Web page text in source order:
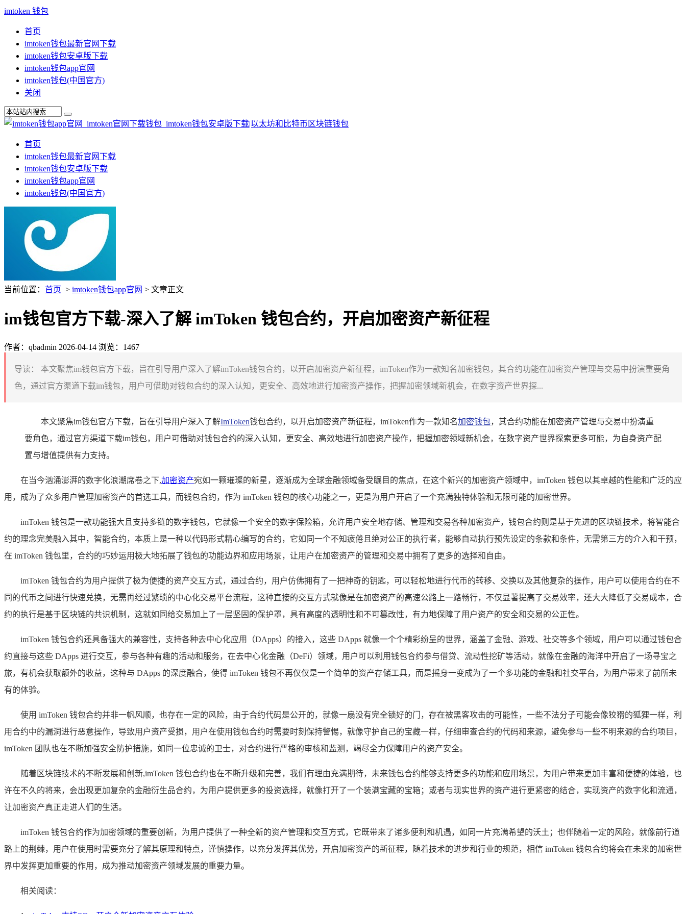
imtoken 钱包
首页
imtoken钱包最新官网下载
imtoken钱包安卓版下载
imtoken钱包app官网
imtoken钱包(中国官方)
关闭
首页
imtoken钱包最新官网下载
imtoken钱包安卓版下载
imtoken钱包app官网
imtoken钱包(中国官方)
当前位置： 首页 > imtoken钱包app官网 > 文章正文
im钱包官方下载-深入了解 imToken 钱包合约，开启加密资产新征程
作者：qbadmin 2026-04-14 浏览：1467
导读：
本文聚焦im钱包官方下载，旨在引导用户深入了解imToken钱包合约，以开启加密资产新征程，imToken作为一款知名加密钱包，其合约功能在加密资产管理与交易中扮演重要角
色，通过官方渠道下载im钱包，用户可借助对钱包合约的深入认知，更安全、高效地进行加密资产操作，把握加密领域新机会，在数字资产世界探...
本文聚焦im钱包官方下载，旨在引导用户深入了解ImToken钱包合约，以开启加密资产新征程，imToken作为一款知名加密钱包，其合约功能在加密资产管理与交易中扮演重
要角色，通过官方渠道下载im钱包，用户可借助对钱包合约的深入认知，更安全、高效地进行加密资产操作，把握加密领域新机会，在数字资产世界探索更多可能，为自身资产配
置与增值提供有力支持。
在当今汹涌澎湃的数字化浪潮席卷之下,加密资产宛如一颗璀璨的新星，逐渐成为全球金融领域备受瞩目的焦点，在这个新兴的加密资产领域中，imToken 钱包以其卓越的性能和广泛的应
用，成为了众多用户管理加密资产的首选工具，而钱包合约，作为 imToken 钱包的核心功能之一，更是为用户开启了一个充满独特体验和无限可能的加密世界。
imToken 钱包是一款功能强大且支持多链的数字钱包，它就像一个安全的数字保险箱，允许用户安全地存储、管理和交易各种加密资产，钱包合约则是基于先进的区块链技术，将智能合
约的理念完美融入其中，智能合约，本质上是一种以代码形式精心编写的合约，它如同一个不知疲倦且绝对公正的执行者，能够自动执行预先设定的条款和条件，无需第三方的介入和干预，
在 imToken 钱包里，合约的巧妙运用极大地拓展了钱包的功能边界和应用场景，让用户在加密资产的管理和交易中拥有了更多的选择和自由。
imToken 钱包合约为用户提供了极为便捷的资产交互方式，通过合约，用户仿佛拥有了一把神奇的钥匙，可以轻松地进行代币的转移、交换以及其他复杂的操作，用户可以使用合约在不
同的代币之间进行快速兑换，无需再经过繁琐的中心化交易平台流程，这种直接的交互方式就像是在加密资产的高速公路上一路畅行，不仅显著提高了交易效率，还大大降低了交易成本，合
约的执行是基于区块链的共识机制，这就如同给交易加上了一层坚固的保护罩，具有高度的透明性和不可篡改性，有力地保障了用户资产的安全和交易的公正性。
imToken 钱包合约还具备强大的兼容性，支持各种去中心化应用（DApps）的接入，这些 DApps 就像一个个精彩纷呈的世界，涵盖了金融、游戏、社交等多个领域，用户可以通过钱包合
约直接与这些 DApps 进行交互，参与各种有趣的活动和服务，在去中心化金融（DeFi）领域，用户可以利用钱包合约参与借贷、流动性挖矿等活动，就像在金融的海洋中开启了一场寻宝之
旅，有机会获取额外的收益，这种与 DApps 的深度融合，使得 imToken 钱包不再仅仅是一个简单的资产存储工具，而是摇身一变成为了一个多功能的金融和社交平台，为用户带来了前所未
有的体验。
使用 imToken 钱包合约并非一帆风顺，也存在一定的风险，由于合约代码是公开的，就像一扇没有完全锁好的门，存在被黑客攻击的可能性，一些不法分子可能会像狡猾的狐狸一样，利
用合约中的漏洞进行恶意操作，导致用户资产受损，用户在使用钱包合约时需要时刻保持警惕，就像守护自己的宝藏一样，仔细审查合约的代码和来源，避免参与一些不明来源的合约项目，
imToken 团队也在不断加强安全防护措施，如同一位忠诚的卫士，对合约进行严格的审核和监测，竭尽全力保障用户的资产安全。
随着区块链技术的不断发展和创新,imToken 钱包合约也在不断升级和完善，我们有理由充满期待，未来钱包合约能够支持更多的功能和应用场景，为用户带来更加丰富和便捷的体验，也
许在不久的将来，会出现更加复杂的金融衍生品合约，为用户提供更多的投资选择，就像打开了一个装满宝藏的宝箱；或者与现实世界的资产进行更紧密的结合，实现资产的数字化和流通，
让加密资产真正走进人们的生活。
imToken 钱包合约作为加密领域的重要创新，为用户提供了一种全新的资产管理和交互方式，它既带来了诸多便利和机遇，如同一片充满希望的沃土；也伴随着一定的风险，就像前行道
路上的荆棘，用户在使用时需要充分了解其原理和特点，谨慎操作，以充分发挥其优势，开启加密资产的新征程，随着技术的进步和行业的规范，相信 imToken 钱包合约将会在未来的加密世
界中发挥更加重要的作用，成为推动加密资产领域发展的重要力量。
相关阅读：